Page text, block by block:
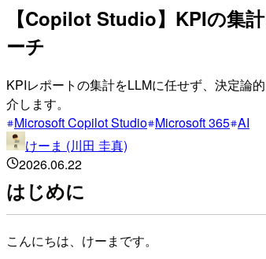
【Copilot Studio】KPIの集
ーチ
KPIレポートの集計をLLMに任せず、決定論
介します。
Microsoft Copilot Studio Microsoft 365 AI
けーま (川田 圭真)
2026.06.22
はじめに
こんにちは、けーまです。